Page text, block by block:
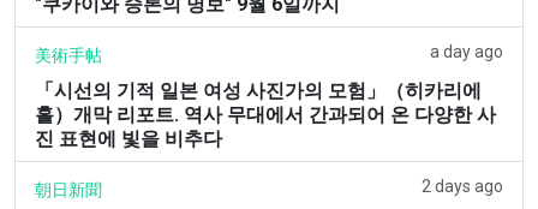
美術手帖 a day ago
「시선의 기적 일본 여성 사진가의 모험」（히카리에
홀）개막 리포트. 역사 무대에서 간과되어 온 다양한 사
진 표현에 빛을 비추다
朝日新聞 2 days ago